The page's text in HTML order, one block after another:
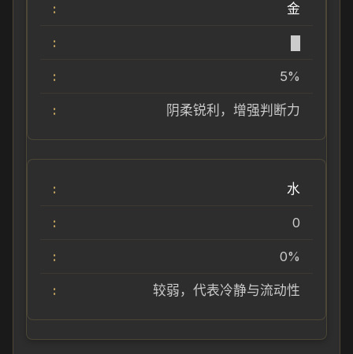
金
5%
阴柔锐利，增强判断力
水
0
0%
较弱，代表冷静与流动性